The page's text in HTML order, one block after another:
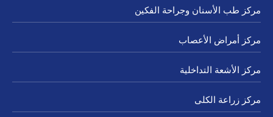
مركز طب الأسنان وجراحة الفكين
مركز أمراض الأعصاب
مركز الأشعة التداخلية
مركز زراعة الكلى